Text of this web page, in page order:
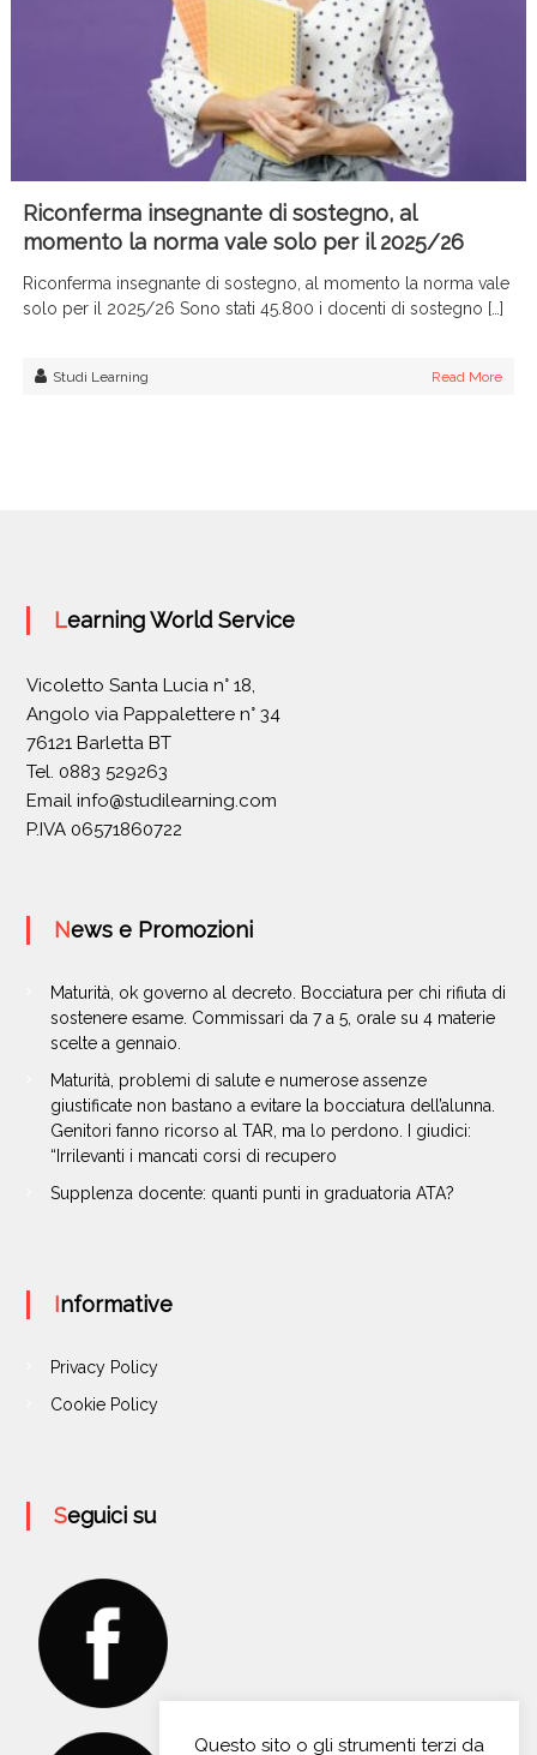
Riconferma insegnante di sostegno, al
momento la norma vale solo per il 2025/26
Riconferma insegnante di sostegno, al momento la norma vale
solo per il 2025/26 Sono stati 45.800 i docenti di sostegno […]
Studi Learning Read More
Learning World Service
Vicoletto Santa Lucia n° 18,
Angolo via Pappalettere n° 34
76121 Barletta BT
Tel. 0883 529263
Email info@studilearning.com
P.IVA 06571860722
News e Promozioni
Maturità, ok governo al decreto. Bocciatura per chi rifiuta di
sostenere esame. Commissari da 7 a 5, orale su 4 materie
scelte a gennaio.
Maturità, problemi di salute e numerose assenze
giustificate non bastano a evitare la bocciatura dell’alunna.
Genitori fanno ricorso al TAR, ma lo perdono. I giudici:
“Irrilevanti i mancati corsi di recupero
Supplenza docente: quanti punti in graduatoria ATA?
Informative
Privacy Policy
Cookie Policy
Seguici su
Questo sito o gli strumenti terzi da